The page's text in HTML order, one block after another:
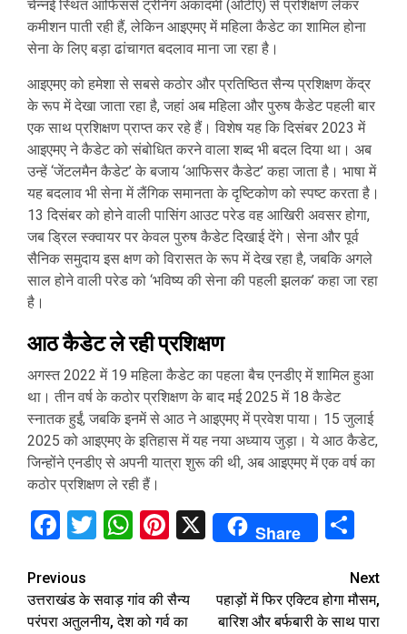
चेन्नई स्थित आफिसर्स ट्रेनिंग अकादमी (ओटीए) से प्रशिक्षण लेकर
कमीशन पाती रही हैं, लेकिन आइएमए में महिला कैडेट का शामिल होना
सेना के लिए बड़ा ढांचागत बदलाव माना जा रहा है।
आइएमए को हमेशा से सबसे कठोर और प्रतिष्ठित सैन्य प्रशिक्षण केंद्र
के रूप में देखा जाता रहा है, जहां अब महिला और पुरुष कैडेट पहली बार
एक साथ प्रशिक्षण प्राप्त कर रहे हैं। विशेष यह कि दिसंबर 2023 में
आइएमए ने कैडेट को संबोधित करने वाला शब्द भी बदल दिया था। अब
उन्हें ‘जेंटलमैन कैडेट’ के बजाय ‘आफिसर कैडेट’ कहा जाता है। भाषा में
यह बदलाव भी सेना में लैंगिक समानता के दृष्टिकोण को स्पष्ट करता है।
13 दिसंबर को होने वाली पासिंग आउट परेड वह आखिरी अवसर होगा,
जब ड्रिल स्क्वायर पर केवल पुरुष कैडेट दिखाई देंगे। सेना और पूर्व
सैनिक समुदाय इस क्षण को विरासत के रूप में देख रहा है, जबकि अगले
साल होने वाली परेड को ‘भविष्य की सेना की पहली झलक’ कहा जा रहा
है।
आठ कैडेट ले रही प्रशिक्षण
अगस्त 2022 में 19 महिला कैडेट का पहला बैच एनडीए में शामिल हुआ
था। तीन वर्ष के कठोर प्रशिक्षण के बाद मई 2025 में 18 कैडेट
स्नातक हुईं, जबकि इनमें से आठ ने आइएमए में प्रवेश पाया। 15 जुलाई
2025 को आइएमए के इतिहास में यह नया अध्याय जुड़ा। ये आठ कैडेट,
जिन्होंने एनडीए से अपनी यात्रा शुरू की थी, अब आइएमए में एक वर्ष का
कठोर प्रशिक्षण ले रही हैं।
Facebook
Twitter
WhatsApp
Pinterest
X Share
Continue
Reading
Previous
उत्तराखंड के सवाड़ गांव की सैन्य
परंपरा अतुलनीय, देश को गर्व का
Next
पहाड़ों में फिर एक्टिव होगा मौसम,
बारिश और बर्फबारी के साथ पारा